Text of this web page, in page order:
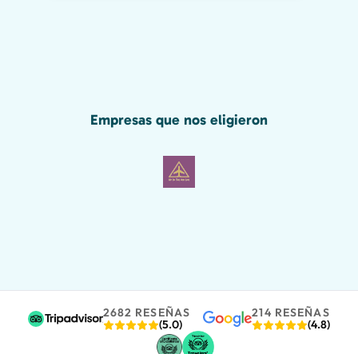
Empresas que nos eligieron
2682 RESEÑAS
(5.0)
214 RESEÑAS
(4.8)